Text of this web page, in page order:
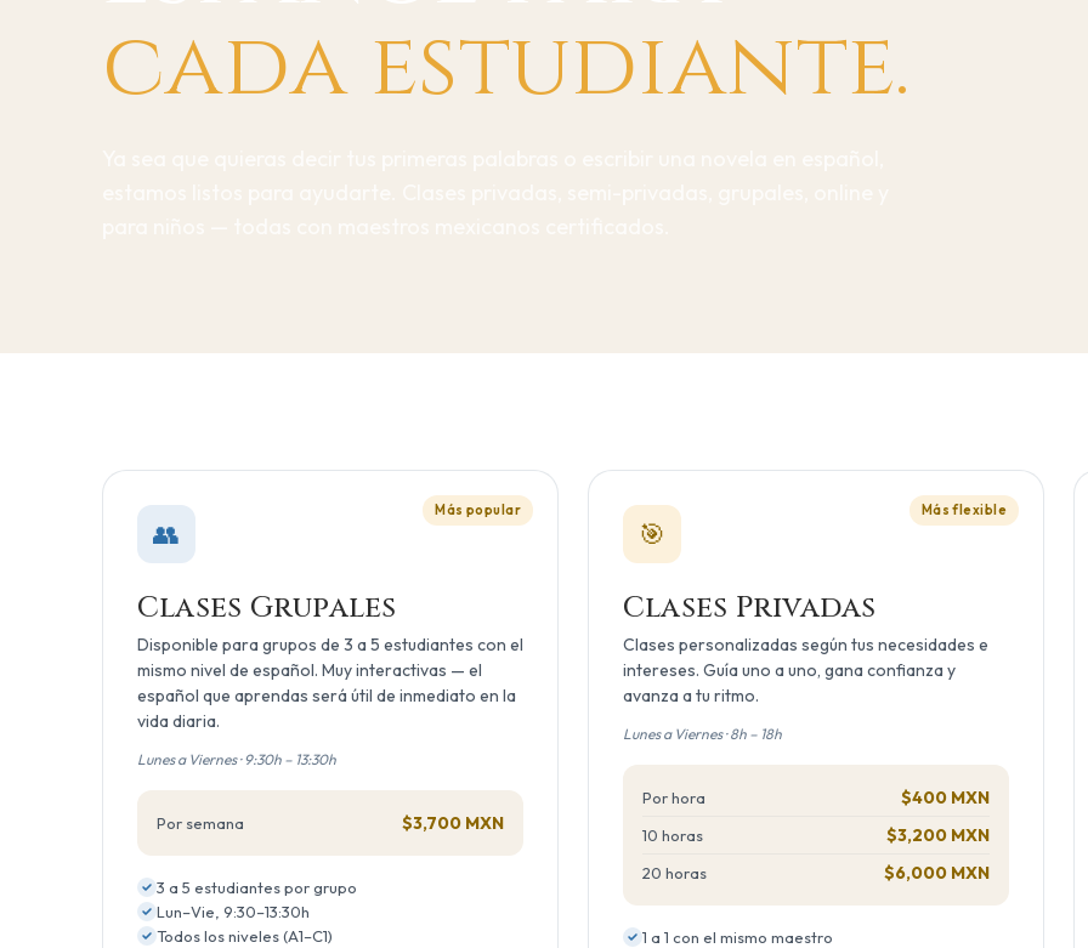
cada estudiante.
Más popular
👥
Clases Grupales
Disponible para grupos de 3 a 5 estudiantes con el
mismo nivel de español. Muy interactivas — el
español que aprendas será útil de inmediato en la
vida diaria.
Lunes a Viernes · 9:30h – 13:30h
Por semana $3,700 MXN
3 a 5 estudiantes por grupo
Lun–Vie, 9:30–13:30h
Todos los niveles (A1–C1)
Más flexible
🎯
Clases Privadas
Clases personalizadas según tus necesidades e
intereses. Guía uno a uno, gana confianza y
avanza a tu ritmo.
Lunes a Viernes · 8h – 18h
Por hora $400 MXN
10 horas $3,200 MXN
20 horas $6,000 MXN
1 a 1 con el mismo maestro